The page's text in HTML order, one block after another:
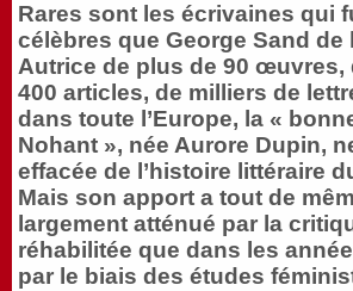
Rares sont les écrivaines qui
célèbres que George Sand de
Autrice de plus de 90 œuvres,
400 articles, de milliers de
dans toute l’Europe, la «
Nohant », née Aurore Dupin,
effacée de l’histoire littéraire
Mais son apport a tout de
largement atténué par la
réhabilitée que dans les
par le biais des études